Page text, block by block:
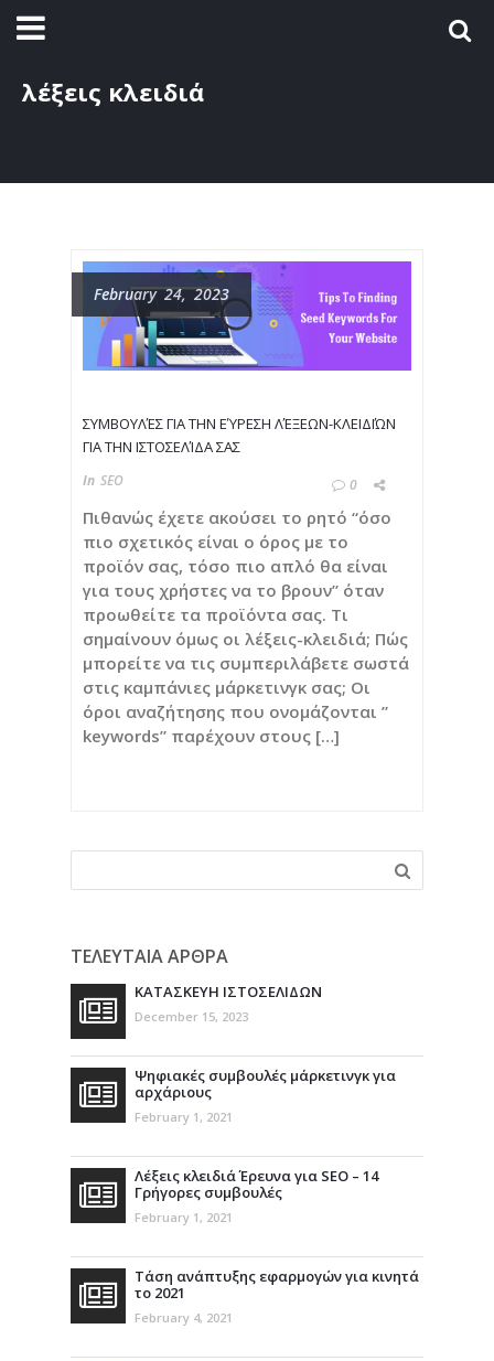
λέξεις κλειδιά
February 24, 2023
ΣΥΜΒΟΥΛΈΣ ΓΙΑ ΤΗΝ ΕΎΡΕΣΗ ΛΈΞΕΩΝ-ΚΛΕΙΔΙΏΝ
ΓΙΑ ΤΗΝ ΙΣΤΟΣΕΛΊΔΑ ΣΑΣ
In SEO 0
Πιθανώς έχετε ακούσει το ρητό “όσο
πιο σχετικός είναι ο όρος με το
προϊόν σας, τόσο πιο απλό θα είναι
για τους χρήστες να το βρουν” όταν
προωθείτε τα προϊόντα σας. Τι
σημαίνουν όμως οι λέξεις-κλειδιά; Πώς
μπορείτε να τις συμπεριλάβετε σωστά
στις καμπάνιες μάρκετινγκ σας; Οι
όροι αναζήτησης που ονομάζονται ”
keywords” παρέχουν στους […]
ΤΕΛΕΥΤΑΙΑ ΑΡΘΡΑ
ΚΑΤΑΣΚΕΥΗ ΙΣΤΟΣΕΛΙΔΩΝ
December 15, 2023
Ψηφιακές συμβουλές μάρκετινγκ για
αρχάριους
February 1, 2021
Λέξεις κλειδιά Έρευνα για SEO – 14
Γρήγορες συμβουλές
February 1, 2021
Τάση ανάπτυξης εφαρμογών για κινητά
το 2021
February 4, 2021